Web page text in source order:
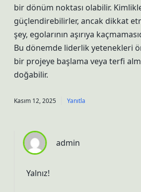
bir dönüm noktası olabilir.
güçlendirebilirler, ancak dikkat
şey, egolarının aşırıya
Bu dönemde liderlik yetenekleri
bir projeye başlama veya terfi
doğabilir.
Kasım 12, 2025 Yanıtla
admin
Yalnız!